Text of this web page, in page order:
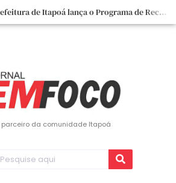
📣📣 A Prefeitura de Itapoá lança o Programa de Recuperação Fiscal (REFIS).
📢 Empreendedor do turismo, esta oportunidade é para você! Itapoá – SC.
parceiro da comunidade Itapoá